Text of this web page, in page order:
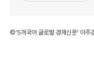
©'5개국어 글로벌 경제신문' 아주